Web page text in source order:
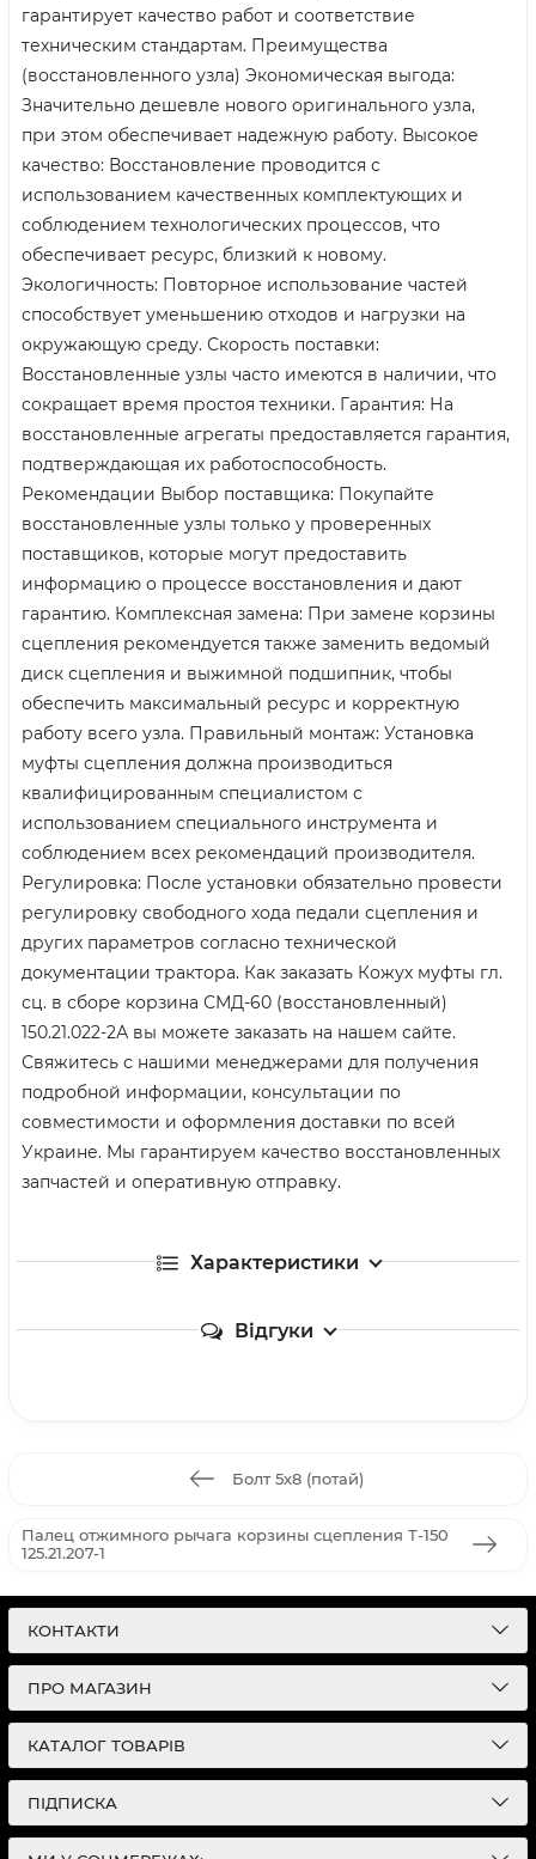
гарантирует качество работ и соответствие
техническим стандартам. Преимущества
(восстановленного узла) Экономическая выгода:
Значительно дешевле нового оригинального узла,
при этом обеспечивает надежную работу. Высокое
качество: Восстановление проводится с
использованием качественных комплектующих и
соблюдением технологических процессов, что
обеспечивает ресурс, близкий к новому.
Экологичность: Повторное использование частей
способствует уменьшению отходов и нагрузки на
окружающую среду. Скорость поставки:
Восстановленные узлы часто имеются в наличии, что
сокращает время простоя техники. Гарантия: На
восстановленные агрегаты предоставляется гарантия,
подтверждающая их работоспособность.
Рекомендации Выбор поставщика: Покупайте
восстановленные узлы только у проверенных
поставщиков, которые могут предоставить
информацию о процессе восстановления и дают
гарантию. Комплексная замена: При замене корзины
сцепления рекомендуется также заменить ведомый
диск сцепления и выжимной подшипник, чтобы
обеспечить максимальный ресурс и корректную
работу всего узла. Правильный монтаж: Установка
муфты сцепления должна производиться
квалифицированным специалистом с
использованием специального инструмента и
соблюдением всех рекомендаций производителя.
Регулировка: После установки обязательно провести
регулировку свободного хода педали сцепления и
других параметров согласно технической
документации трактора. Как заказать Кожух муфты гл.
сц. в сборе корзина СМД-60 (восстановленный)
150.21.022-2А вы можете заказать на нашем сайте.
Свяжитесь с нашими менеджерами для получения
подробной информации, консультации по
совместимости и оформления доставки по всей
Украине. Мы гарантируем качество восстановленных
запчастей и оперативную отправку.
Характеристики
Відгуки
Болт 5х8 (потай)
Палец отжимного рычага корзины сцепления Т-150
125.21.207-1
КОНТАКТИ
ПРО МАГАЗИН
КАТАЛОГ ТОВАРІВ
ПІДПИСКА